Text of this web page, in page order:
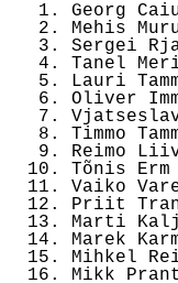
1. Georg
2. Mehis
3. Sergei
4. Tanel
5. Lauri
6. Oliver
7.
8. Timmo
9. Reimo
10. Tõnis
11. Vaiko
12. Priit
13. Marti
14. Marek
15. Mihkel
16. Mikk